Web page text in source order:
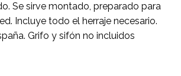
Se sirve montado, preparado para
Incluye todo el herraje necesario.
Grifo y sifón no incluidos